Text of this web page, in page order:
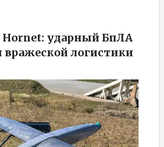
ударный БпЛА
логистики